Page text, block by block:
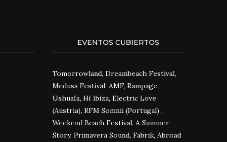
EVENTOS CUBIERTOS
Tomorrowland, Dreambeach Festival,
Medusa Festival, AMF, Rampage,
Ushuaïa, Hï Ibiza, Electric Love
(Austria), RFM Somnii (Portugal) ,
Weekend Beach Festival, A Summer
Story, Primavera Sound, Fabrik, Abroad